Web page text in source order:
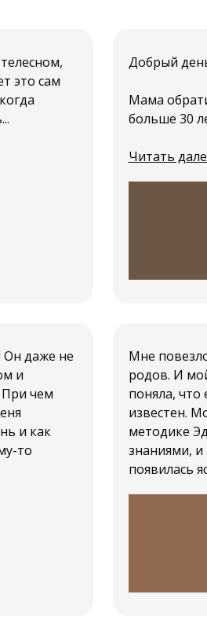
это сам
Добрый
Мама
больше 30
Читать
Он даже не
и
При чем
и как
то
Мне
родов. И
поняла,
известен.
методике
знаниями, и
появилась